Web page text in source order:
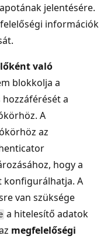
jelentésére.
információk
való
blokkolja a
a
A
az
hogy a
konfigurálhatja. A
van szüksége
a hitelesítő adatok
megfelelőségi